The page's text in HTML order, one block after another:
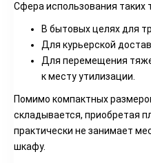
Сфера использования таких
В бытовых целях для
Для курьерской
Для перемещения
к месту утилизации.
Помимо компактных
складывается, приобретая
практически не занимает
шкафу.